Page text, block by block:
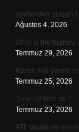
ayetlerden oluşan
Ağustos 4, 2026
What is the highest
Temmuz 29, 2026
Kemik iliği ödemi
Temmuz 25, 2026
June kız ismi mi ?
Temmuz 23, 2026
ATF olmak ne